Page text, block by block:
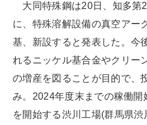
大同特殊鋼は20日、知多第2
に、特殊溶解設備の真空アー
基、新設すると発表した。今
れるニッケル基合金やクリー
の増産を図ることが目的で、
み。2024年度末までの稼働開
を開始する渋川工場(群馬県